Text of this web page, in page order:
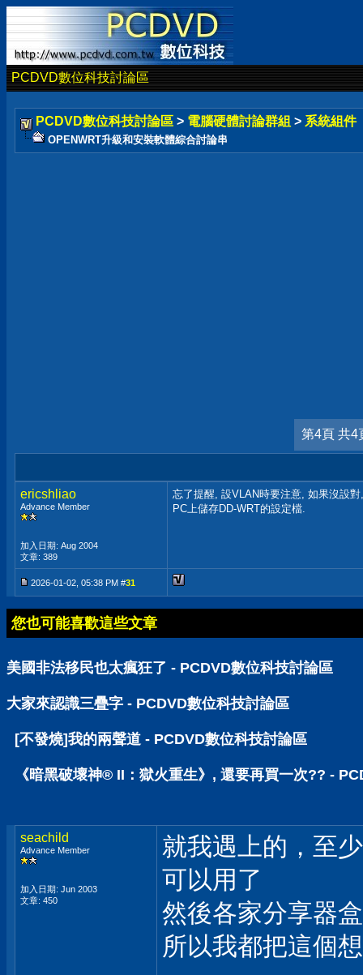
PCDVD數位科技討論區
PCDVD數位科技討論區 > 電腦硬體討論群組 > 系統組件
OPENWRT升級和安裝軟體綜合討論串
第4頁 共4
ericshliao
Advance Member
加入日期: Aug 2004
文章: 389
忘了提醒, 設VLAN時要注意, 如果沒設
PC上儲存DD-WRT的設定檔.
2026-01-02, 05:38 PM #31
您也可能喜歡這些文章
美國非法移民也太瘋狂了 - PCDVD數位科技討論區
大家來認識三疊字 - PCDVD數位科技討論區
[不發燒]我的兩聲道 - PCDVD數位科技討論區
《暗黑破壞神® II：獄火重生》, 還要再買一次?? -
seachild
Advance Member
加入日期: Jun 2003
文章: 450
就我遇上的，至
可以用了
然後各家分享器
所以我都把這個